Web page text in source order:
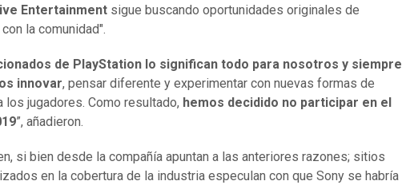
Entertainment sigue buscando oportunidades originales de
la comunidad".
de PlayStation lo significan todo para nosotros y siempre
innovar, pensar diferente y experimentar con nuevas formas de
los jugadores. Como resultado, hemos decidido no participar en el
”, añadieron.
si bien desde la compañía apuntan a las anteriores razones; sitios
en la cobertura de la industria especulan con que Sony se habría